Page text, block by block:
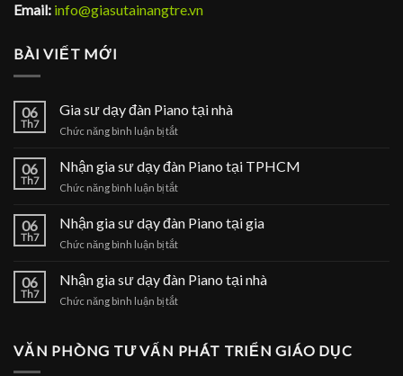
Email: info@giasutainangtre.vn
BÀI VIẾT MỚI
06
Th7
Gia sư dạy đàn Piano tại nhà
Chức năng bình luận bị tắtở
dạy
đàn
tại
06
Th7
Nhận gia sư dạy đàn Piano tại TPHCM
Chức năng bình luận bị tắtở
gia
sư
dạy
Piano
TPHCM
06
Th7
Nhận gia sư dạy đàn Piano tại gia
Chức năng bình luận bị tắtở
gia
sư
dạy
tại
06
Th7
Nhận gia sư dạy đàn Piano tại nhà
Chức năng bình luận bị tắtở
sư
VĂN PHÒNG TƯ VẤN PHÁT TRIỂN GIÁO DỤC